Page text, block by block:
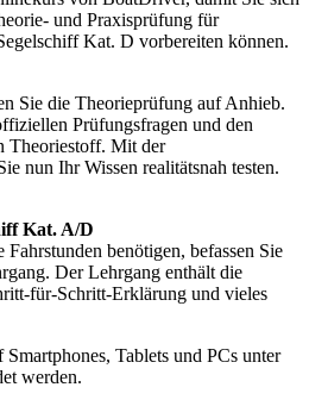
und Praxisprüfung für
Kat. D vorbereiten können.
Sie die Theorieprüfung auf Anhieb.
Prüfungsfragen und den
Theoriestoff. Mit der
nun Ihr Wissen realitätsnah testen.
Kat. A/D
benötigen, befassen Sie
Der Lehrgang enthält die
für-Schritt-Erklärung und vieles
Tablets und PCs unter
werden.